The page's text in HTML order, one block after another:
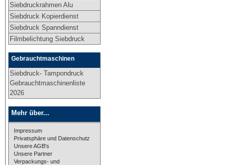
Siebdruckrahmen Alu
Siebdruck Kopierdienst
Siebdruck Spanndienst
Filmbelichtung Siebdruck
Gebrauchtmaschinen
Siebdruck- Tampondruck
Gebrauchtmaschinenliste
2026
Mehr über...
Impressum
Privatsphäre und Datenschutz
Unsere AGB's
Unsere Partner
Verpackungs- und